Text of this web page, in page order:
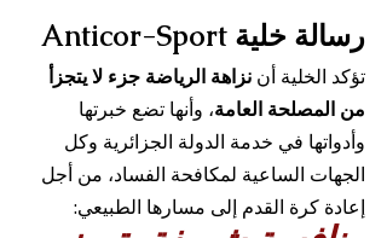
رسالة خلية Anticor-Sport
تؤكد الخلية أن نزاهة الرياضة جزء لا يتجزأ
من المصلحة العامة، وأنها تضع خبرتها
وأدواتها في خدمة الدولة الجزائرية وكل
الجهات الساعية لمكافحة الفساد، من أجل
إعادة كرة القدم إلى مسارها الطبيعي: